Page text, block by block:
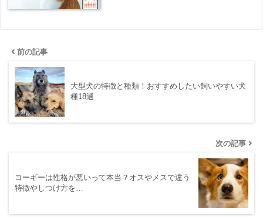
前の記事
大型犬の特徴と種類！おすすめしたい飼いやすい犬
種18選
次の記事
コーギーは性格が悪いって本当？オスやメスで違う
特徴やしつけ方を…